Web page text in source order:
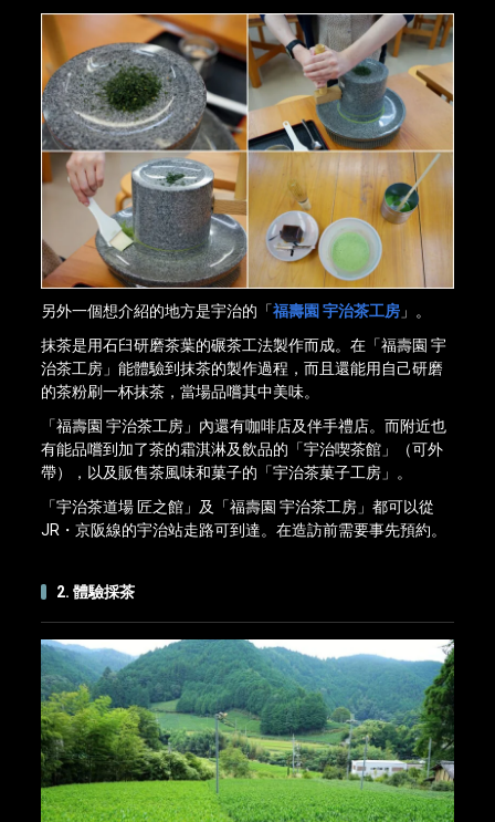
另外一個想介紹的地方是宇治的「福壽園 宇治茶工房 」。
抹茶是用石臼研磨茶葉的碾茶工法製作而成。在「福壽園 宇
治茶工房」能體驗到抹茶的製作過程，而且還能用自己研磨
的茶粉刷一杯抹茶，當場品嚐其中美味。
「福壽園 宇治茶工房」內還有咖啡店及伴手禮店。而附近也
有能品嚐到加了茶的霜淇淋及飲品的「宇治喫茶館」（可外
帶），以及販售茶風味和菓子的「宇治茶菓子工房」。
「宇治茶道場 匠之館」及「福壽園 宇治茶工房」都可以從
JR・京阪線的宇治站走路可到達。在造訪前需要事先預約。
2. 體驗採茶